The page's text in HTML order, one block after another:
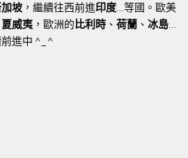
坡 ，繼續往西前進印度 …等國。歐美
夏威夷 ，歐洲的 比利時 、 荷蘭 、 冰島
進中 ^_^